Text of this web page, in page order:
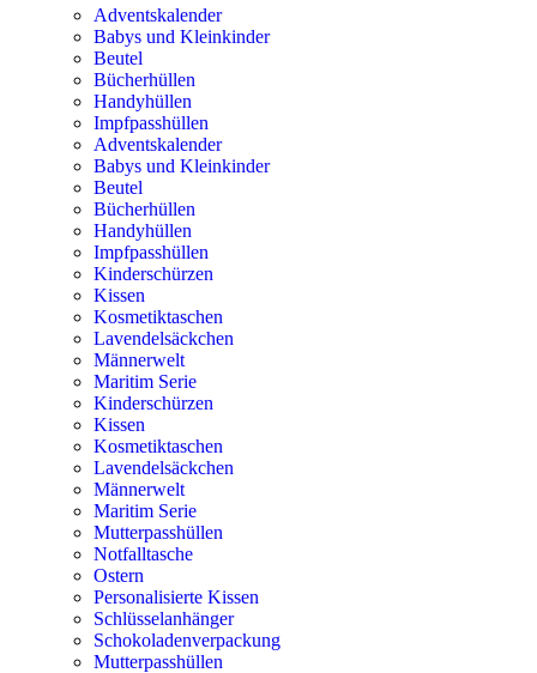
Adventskalender
Babys und Kleinkinder
Beutel
Bücherhüllen
Handyhüllen
Impfpasshüllen
Adventskalender
Babys und Kleinkinder
Beutel
Bücherhüllen
Handyhüllen
Impfpasshüllen
Kinderschürzen
Kissen
Kosmetiktaschen
Lavendelsäckchen
Männerwelt
Maritim Serie
Kinderschürzen
Kissen
Kosmetiktaschen
Lavendelsäckchen
Männerwelt
Maritim Serie
Mutterpasshüllen
Notfalltasche
Ostern
Personalisierte Kissen
Schlüsselanhänger
Schokoladenverpackung
Mutterpasshüllen